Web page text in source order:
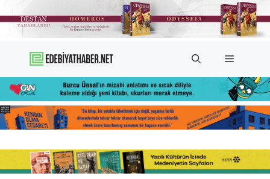
atla
Menü